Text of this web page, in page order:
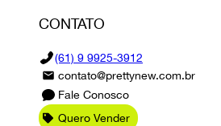
CONTATO
(61) 9 9925-3912
contato@prettynew.com.br
Fale Conosco
Quero Vender